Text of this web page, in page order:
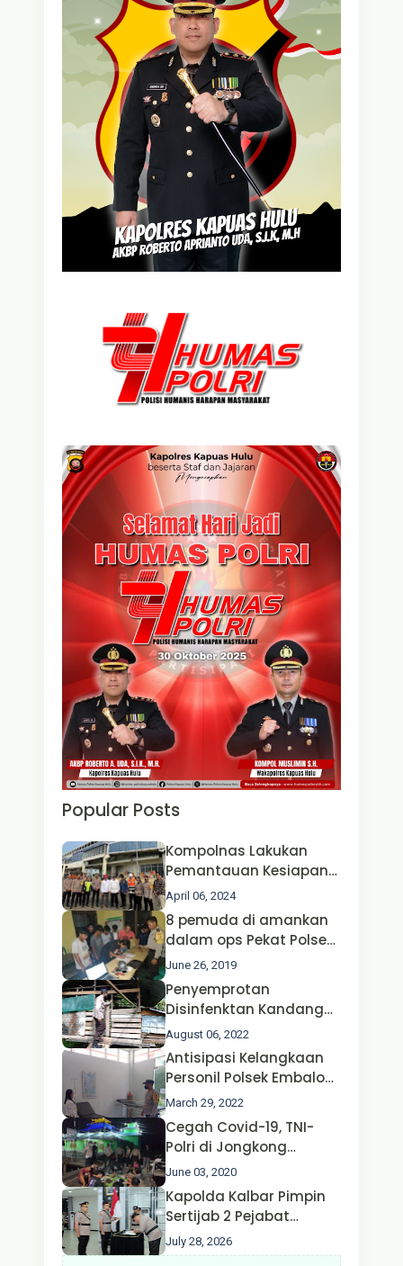
Popular Posts
Kompolnas Lakukan
Pemantauan Kesiapan
Operasi Ketupat 2024 di
Polda Jatim Bersama
Kapolri dan Menteri
Perhubungan
April 06, 2024
8 pemuda di amankan
dalam ops Pekat Polsek
Jongkong
June 26, 2019
Penyemprotan
Disinfenktan Kandang
Ternak Kambing warga
Oleh Satgas Ops Aman
Nusa II Polda Kalbar*
August 06, 2022
Antisipasi Kelangkaan
Personil Polsek Embaloh
Hulu Gencar Lakukan
Pengecekan Oksigen
March 29, 2022
Cegah Covid-19, TNI-
Polri di Jongkong
Himbau Masyarakat
Jangan Kumpul Hinga
Larut Malam.
June 03, 2020
Kapolda Kalbar Pimpin
Sertijab 2 Pejabat
Utama dan 7 Kapolres,
AKBP Wisnu Perdana
July 28, 2026